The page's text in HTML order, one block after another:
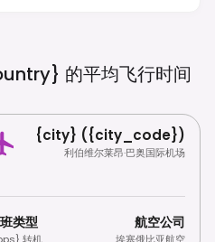
的平均飞行时间
{city} ({city_code})
利伯维尔莱昂·巴奥国际机场
类型 航空公司